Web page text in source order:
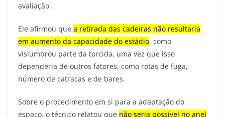
avaliação.
Ele afirmou que a retirada das cadeiras não resultaria
em aumento da capacidade do estádio, como
vislumbrou parte da torcida, uma vez que isso
dependeria de outros fatores, como rotas de fuga,
número de catracas e de bares.
Sobre o procedimento em si para a adaptação do
espaço, o técnico relatou que não seria possível no anel